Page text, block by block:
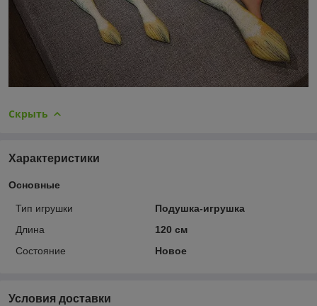
Скрыть
Характеристики
Основные
Тип игрушки
Подушка-игрушка
Длина
120 см
Состояние
Новое
Условия доставки